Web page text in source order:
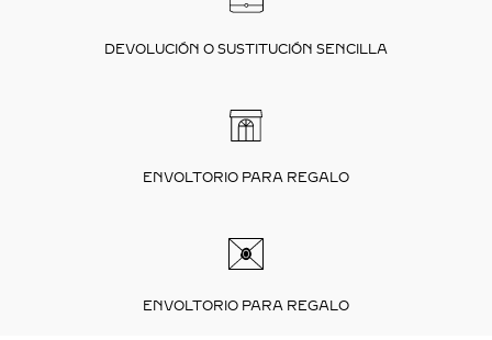
DEVOLUCIÓN O SUSTITUCIÓN SENCILLA
ENVOLTORIO PARA REGALO
ENVOLTORIO PARA REGALO